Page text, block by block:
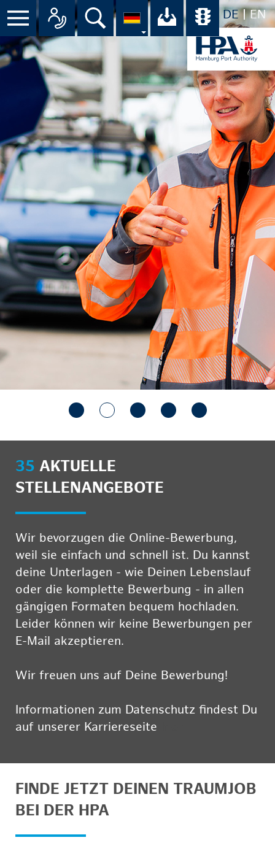
DE EN
Menü Alle Ansprechpartner im
Suche Ihr Download-
35 AKTUELLE
STELLENANGEBOTE
Wir bevorzugen die Online-Bewerbung,
weil sie einfach und schnell ist. Du kannst
deine Unterlagen - wie Deinen Lebenslauf
oder die komplette Bewerbung - in allen
gängigen Formaten bequem hochladen.
Leider können wir keine Bewerbungen per
E-Mail akzeptieren.
Wir freuen uns auf Deine Bewerbung!
Informationen zum Datenschutz findest Du
auf unserer Karriereseite
FINDE JETZT DEINEN TRAUMJOB
BEI DER HPA